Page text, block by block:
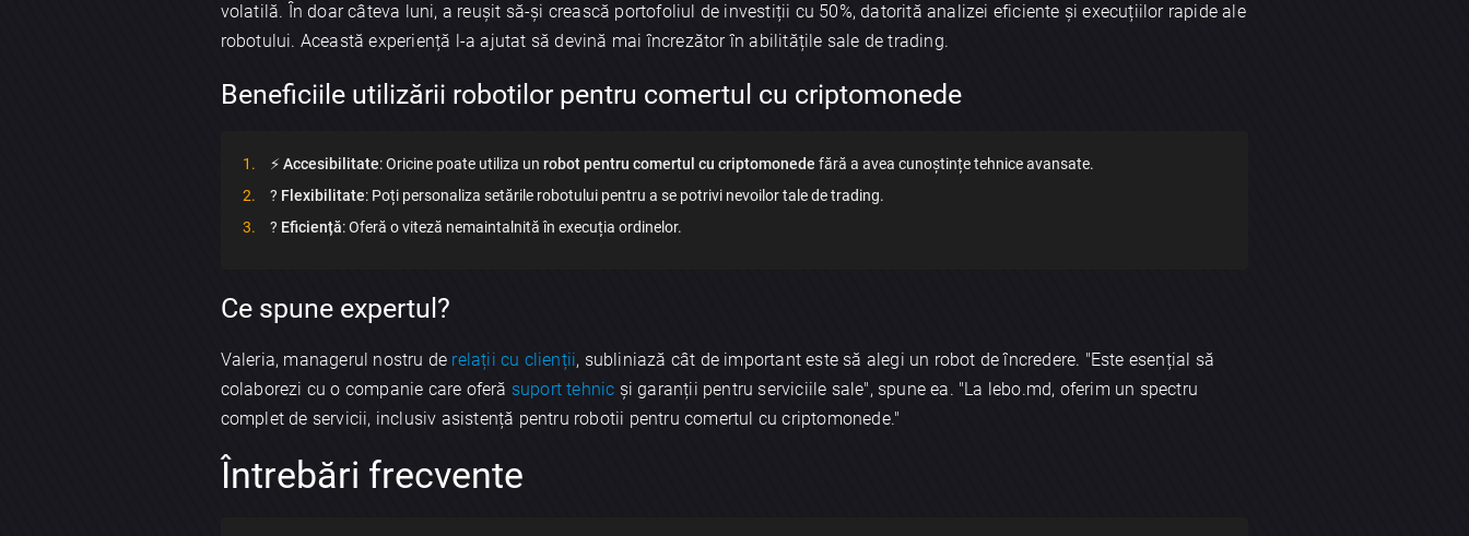
volatilă. În doar câteva luni, a reușit să-și crească portofoliul de investiții cu 50%, datorită analizei eficiente și execuțiilor rapide ale
robotului. Această experiență l-a ajutat să devină mai încrezător în abilitățile sale de trading.
Beneficiile utilizării robotilor pentru comertul cu criptomonede
⚡️ Accesibilitate: Oricine poate utiliza un robot pentru comertul cu criptomonede fără a avea cunoștințe tehnice avansate.
? Flexibilitate: Poți personaliza setările robotului pentru a se potrivi nevoilor tale de trading.
? Eficiență: Oferă o viteză nemaintalnită în execuția ordinelor.
Ce spune expertul?
Valeria, managerul nostru de relații cu clienții, subliniază cât de important este să alegi un robot de încredere. "Este esențial să
colaborezi cu o companie care oferă suport tehnic și garanții pentru serviciile sale", spune ea. "La lebo.md, oferim un spectru
complet de servicii, inclusiv asistență pentru robotii pentru comertul cu criptomonede."
Întrebări frecvente